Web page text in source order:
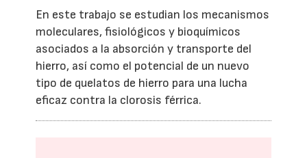
En este trabajo se estudian los mecanismos
moleculares, fisiológicos y bioquímicos
asociados a la absorción y transporte del
hierro, así como el potencial de un nuevo
tipo de quelatos de hierro para una lucha
eficaz contra la clorosis férrica.